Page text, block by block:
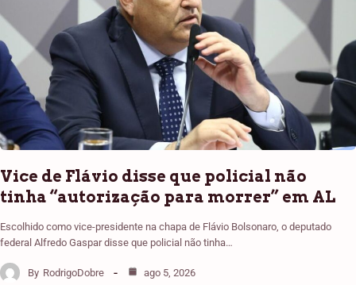
Vice de Flávio disse que policial não
tinha “autorização para morrer” em AL
Escolhido como vice-presidente na chapa de Flávio Bolsonaro, o deputado
federal Alfredo Gaspar disse que policial não tinha…
By RodrigoDobre ago 5, 2026